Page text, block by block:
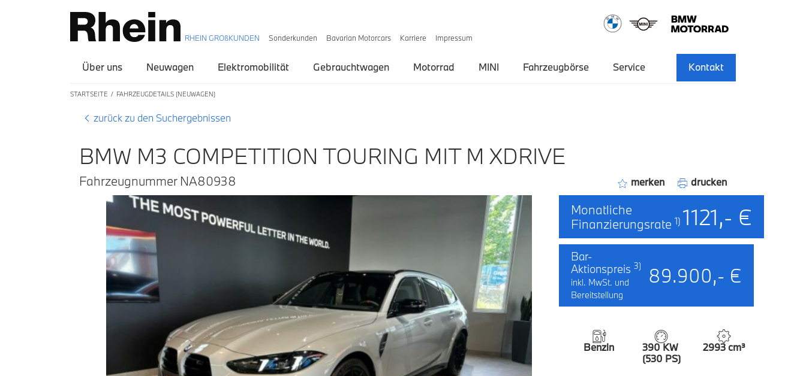
RHEIN GROßKUNDEN Sonderkunden Bavarian Motorcars Karriere Impressum
Über uns Neuwagen Elektromobilität Gebrauchtwagen Motorrad MINI Fahrzeugbörse Service Kontakt
STARTSEITE FAHRZEUGDETAILS (NEUWAGEN)
zurück zu den Suchergebnissen
BMW M3 COMPETITION TOURING MIT M XDRIVE
Fahrzeugnummer NA80938 merken drucken
Monatliche
Finanzierungsrate 1) 1121,- €
Bar-
Aktionspreis 3)
inkl. MwSt. und
Bereitstellung
89.900,- €
Benzin
390 KW
(530 PS)
2993 cm³